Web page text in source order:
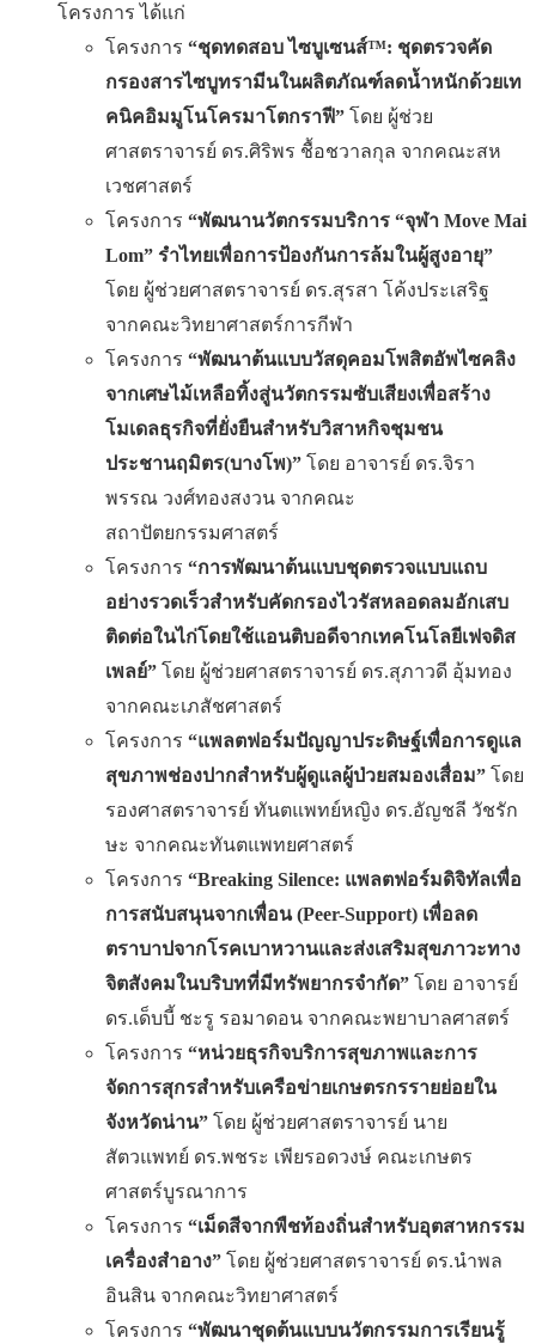
โครงการ ได้แก่
โครงการ “ชุดทดสอบ ไซบูเซนส์™: ชุดตรวจคัด
กรองสารไซบูทรามีนในผลิตภัณฑ์ลดน้ำหนักด้วยเท
คนิคอิมมูโนโครมาโตกราฟี” โดย ผู้ช่วย
ศาสตราจารย์ ดร.ศิริพร ชื้อชวาลกุล จากคณะสห
เวชศาสตร์
โครงการ “พัฒนานวัตกรรมบริการ “จุฬา Move Mai
Lom” รำไทยเพื่อการป้องกันการล้มในผู้สูงอายุ”
โดย ผู้ช่วยศาสตราจารย์ ดร.สุรสา โค้งประเสริฐ
จากคณะวิทยาศาสตร์การกีฬา
โครงการ “พัฒนาต้นแบบวัสดุคอมโพสิตอัพไซคลิง
จากเศษไม้เหลือทิ้งสู่นวัตกรรมซับเสียงเพื่อสร้าง
โมเดลธุรกิจที่ยั่งยืนสำหรับวิสาหกิจชุมชน
ประชานฤมิตร(บางโพ)” โดย อาจารย์ ดร.จิรา
พรรณ วงศ์ทองสงวน จากคณะ
สถาปัตยกรรมศาสตร์
โครงการ “การพัฒนาต้นแบบชุดตรวจแบบแถบ
อย่างรวดเร็วสำหรับคัดกรองไวรัสหลอดลมอักเสบ
ติดต่อในไก่โดยใช้แอนติบอดีจากเทคโนโลยีเฟจดิส
เพลย์” โดย ผู้ช่วยศาสตราจารย์ ดร.สุภาวดี อุ้มทอง
จากคณะเภสัชศาสตร์
โครงการ “แพลตฟอร์มปัญญาประดิษฐ์เพื่อการดูแล
สุขภาพช่องปากสำหรับผู้ดูแลผู้ป่วยสมองเสื่อม” โดย
รองศาสตราจารย์ ทันตแพทย์หญิง ดร.อัญชลี วัชรัก
ษะ จากคณะทันตแพทยศาสตร์
โครงการ “Breaking Silence: แพลตฟอร์มดิจิทัลเพื่อ
การสนับสนุนจากเพื่อน (Peer-Support) เพื่อลด
ตราบาปจากโรคเบาหวานและส่งเสริมสุขภาวะทาง
จิตสังคมในบริบทที่มีทรัพยากรจำกัด” โดย อาจารย์
ดร.เด็บบี้ ชะรู รอมาดอน จากคณะพยาบาลศาสตร์
โครงการ “หน่วยธุรกิจบริการสุขภาพและการ
จัดการสุกรสำหรับเครือข่ายเกษตรกรรายย่อยใน
จังหวัดน่าน” โดย ผู้ช่วยศาสตราจารย์ นาย
สัตวแพทย์ ดร.พชระ เพียรอดวงษ์ คณะเกษตร
ศาสตร์บูรณาการ
โครงการ “เม็ดสีจากพืชท้องถิ่นสำหรับอุตสาหกรรม
เครื่องสำอาง” โดย ผู้ช่วยศาสตราจารย์ ดร.นำพล
อินสิน จากคณะวิทยาศาสตร์
โครงการ “พัฒนาชุดต้นแบบนวัตกรรมการเรียนรู้